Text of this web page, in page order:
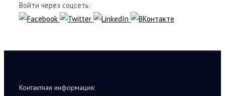
Войти через соцсеть:
Контактная информация: